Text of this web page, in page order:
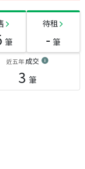
筆
待租
- 筆
近五年成交
3 筆